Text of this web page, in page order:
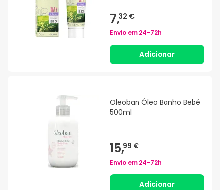
7,32 €
Envio em 24-72h
Adicionar
Oleoban Óleo Banho Bebé
500ml
15,99 €
Envio em 24-72h
Adicionar